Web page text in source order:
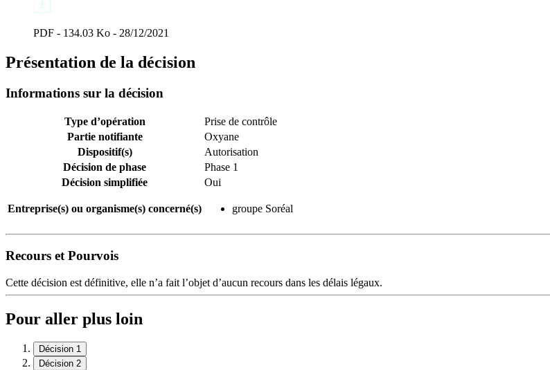
PDF - 134.03 Ko - 28/12/2021
Présentation de la décision
Informations sur la décision
Type d’opération
Prise de contrôle
Partie notifiante
Oxyane
Dispositif(s)
Autorisation
Décision de phase
Phase 1
Décision simplifiée
Oui
Entreprise(s) ou organisme(s) concerné(s) groupe Soréal
Recours et Pourvois
Cette décision est définitive, elle n’a fait l’objet d’aucun recours dans les délais légaux.
Pour aller plus loin
Décision 1
Décision 2